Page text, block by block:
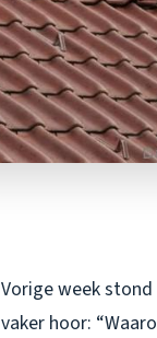
Vorige week
vaker hoor: